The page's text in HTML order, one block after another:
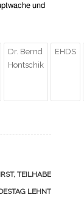
und
Dr. Bernd
Hontschik
EHDS
TEILHABE
LEHNT